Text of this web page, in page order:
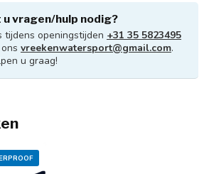
vragen/hulp nodig?
tijdens openingstijden +31 35 5823495
vreekenwatersport@gmail.com.
u graag!